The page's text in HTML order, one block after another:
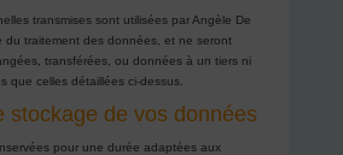
transmises sont utilisées par Angèle De
du traitement des données, et ne seront
transférées, ou données à un tiers ni
que celles détaillées ci-dessus.
stockage de vos données
pour une durée adaptées aux